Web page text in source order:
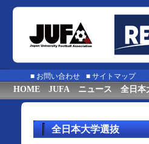
■ お問い合わせ ■ サイトマップ
HOME JUFA ニュース 全日本
全日本大学選抜